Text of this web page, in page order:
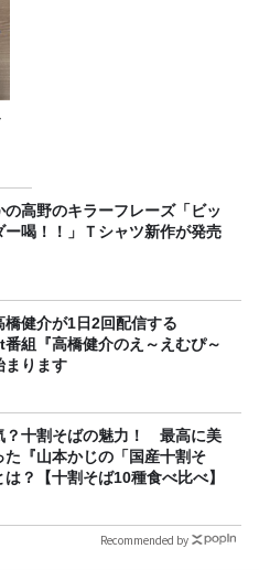
の高野のキラーフレーズ「ビッ
ー喝！！」Ｔシャツ新作が発売
橋健介が1日2回配信する
組『高橋健介のえ～えむぴ～
まります
？十割そばの魅力！ 最高に美
た『山本かじの「国産十割そ
は？【十割そば10種食べ比べ】
Recommended by